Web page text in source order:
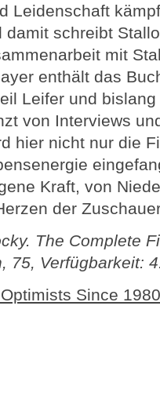
Leidenschaft
damit schreibt
mit
enthält das
Leifer und
von Interviews
hier nicht nur die
Kraft, von
der
The Complete
75, Verfügbarkeit:
Since